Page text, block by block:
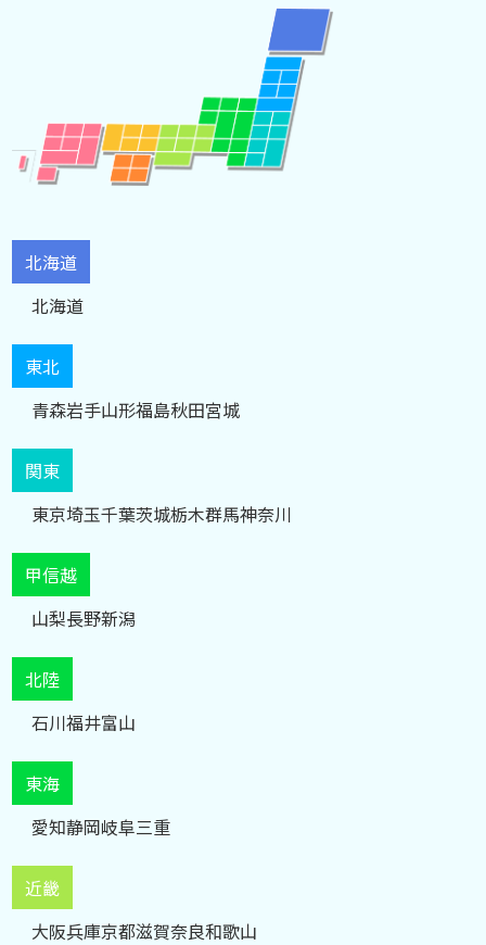
北海道
北海道
東北
青森岩手山形福島秋田宮城
関東
東京埼玉千葉茨城栃木群馬神奈川
甲信越
山梨長野新潟
北陸
石川福井富山
東海
愛知静岡岐阜三重
近畿
大阪兵庫京都滋賀奈良和歌山